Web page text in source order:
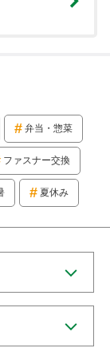
弁当・惣菜
ファスナー交換
夏休み